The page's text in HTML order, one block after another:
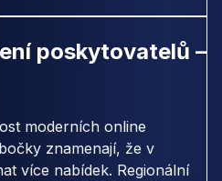
poskytovatelů –
moderních online
znamenají, že v
více nabídek. Regionální